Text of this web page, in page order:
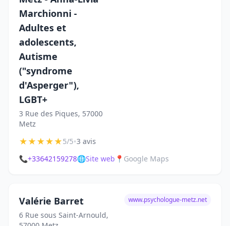
Marchionni -
Adultes et
adolescents,
Autisme
("syndrome
d'Asperger"),
LGBT+
3 Rue des Piques, 57000
Metz
★★★★★5/5•3 avis
📞+33642159278🌐Site web 📍 Google Maps
Valérie Barret
6 Rue sous Saint-Arnould,
www.psychologue-metz.net